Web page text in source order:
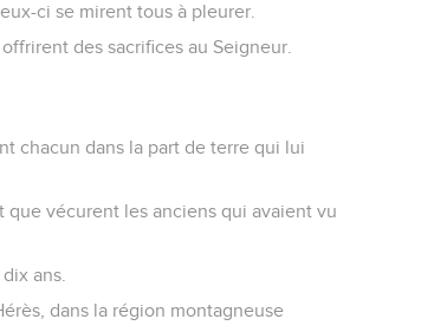
ci se mirent tous à pleurer.
des sacrifices au Seigneur.
chacun dans la part de terre qui lui
que vécurent les anciens qui avaient vu
ans.
dans la région montagneuse